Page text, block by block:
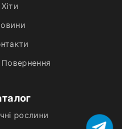
Хiти
рослини